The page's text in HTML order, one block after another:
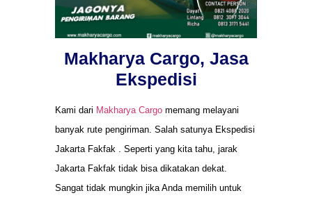
Makharya Cargo, Jasa
Ekspedisi
Kami dari Makharya Cargo memang melayani
banyak rute pengiriman. Salah satunya Ekspedisi
Jakarta Fakfak . Seperti yang kita tahu, jarak
Jakarta Fakfak tidak bisa dikatakan dekat.
Sangat tidak mungkin jika Anda memilih untuk